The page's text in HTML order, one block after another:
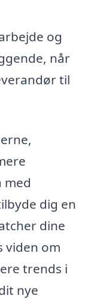
og
når
til
med
dig en
dine
viden om
trends i
nye